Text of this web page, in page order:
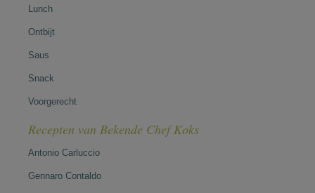
Lunch
Ontbijt
Saus
Snack
Voorgerecht
Recepten van Bekende Chef Koks
Antonio Carluccio
Gennaro Contaldo